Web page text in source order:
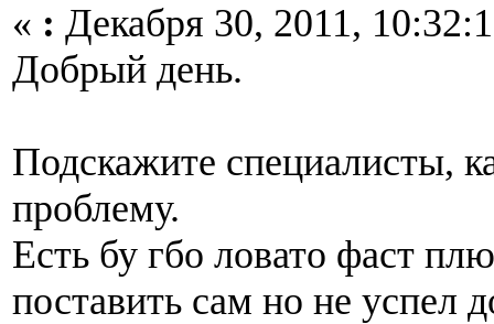
« : Декабря 30, 2011,
Добрый день.
Подскажите специалисты,
проблему.
Есть бу гбо ловато фаст
поставить сам но не успел